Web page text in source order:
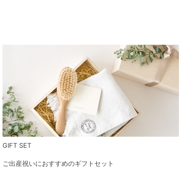
GIFT SET
ご出産祝いにおすすめのギフトセット